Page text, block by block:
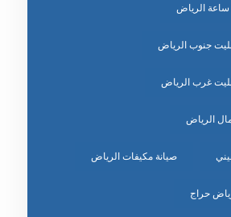
جنوب الرياض
غرب الرياض
الرياض
صيانة مكيفات الرياض
حراج